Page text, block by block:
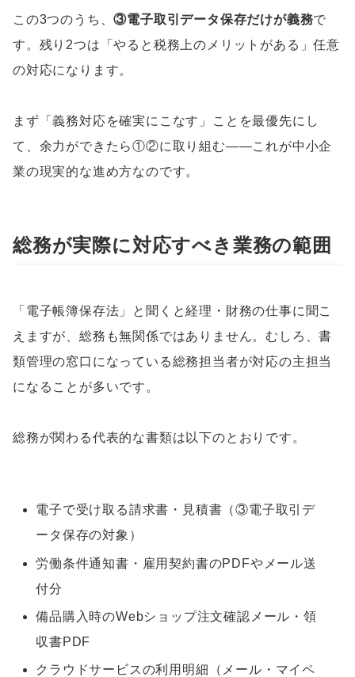
この3つのうち、③電子取引データ保存だけが義務で
す。残り2つは「やると税務上のメリットがある」任意
の対応になります。
まず「義務対応を確実にこなす」ことを最優先にし
て、余力ができたら①②に取り組む——これが中小企
業の現実的な進め方なのです。
総務が実際に対応すべき業務の範囲
「電子帳簿保存法」と聞くと経理・財務の仕事に聞こ
えますが、総務も無関係ではありません。むしろ、書
類管理の窓口になっている総務担当者が対応の主担当
になることが多いです。
総務が関わる代表的な書類は以下のとおりです。
電子で受け取る請求書・見積書（③電子取引デ
ータ保存の対象）
労働条件通知書・雇用契約書のPDFやメール送
付分
備品購入時のWebショップ注文確認メール・領
収書PDF
クラウドサービスの利用明細（メール・マイペ